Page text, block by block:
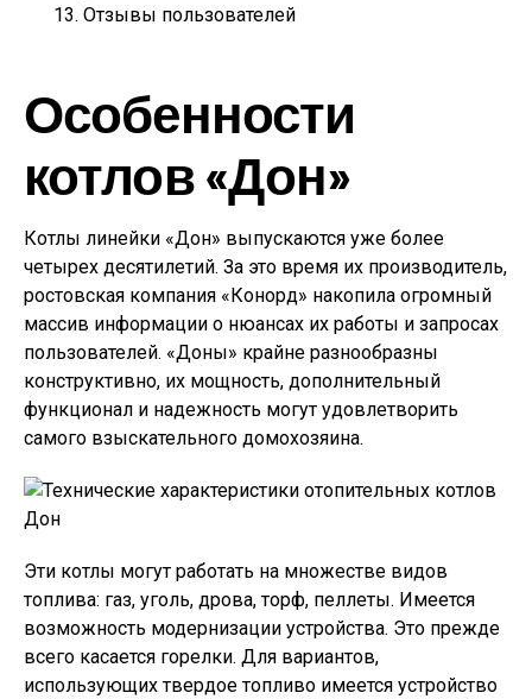
Отзывы пользователей
Особенности
котлов «Дон»
Котлы линейки «Дон» выпускаются уже более
четырех десятилетий. За это время их производитель,
ростовская компания «Конорд» накопила огромный
массив информации о нюансах их работы и запросах
пользователей. «Доны» крайне разнообразны
конструктивно, их мощность, дополнительный
функционал и надежность могут удовлетворить
самого взыскательного домохозяина.
Эти котлы могут работать на множестве видов
топлива: газ, уголь, дрова, торф, пеллеты. Имеется
возможность модернизации устройства. Это прежде
всего касается горелки. Для вариантов,
использующих твердое топливо имеется устройство